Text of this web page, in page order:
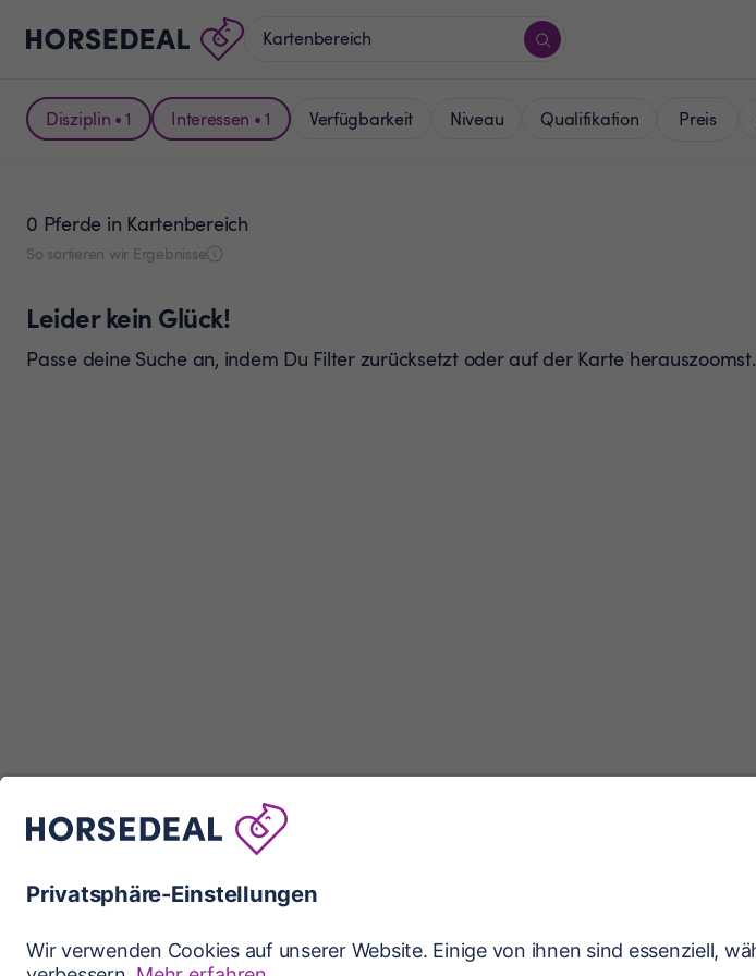
Disziplin • 1 Interessen • 1 Verfügbarkeit Niveau Qualifikation Preis
0 Pferde in Kartenbereich
So sortieren wir Ergebnisse
Leider kein Glück!
Passe deine Suche an, indem Du Filter zurücksetzt oder auf der Karte herauszoomst.